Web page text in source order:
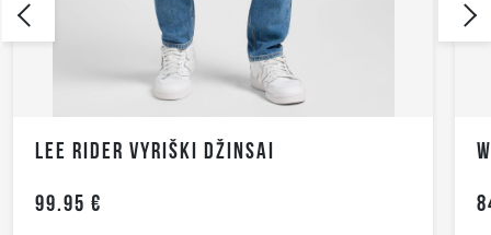
WRANGLER GREENSBORO VYRIŠKI DŽINSAI
84.95 €